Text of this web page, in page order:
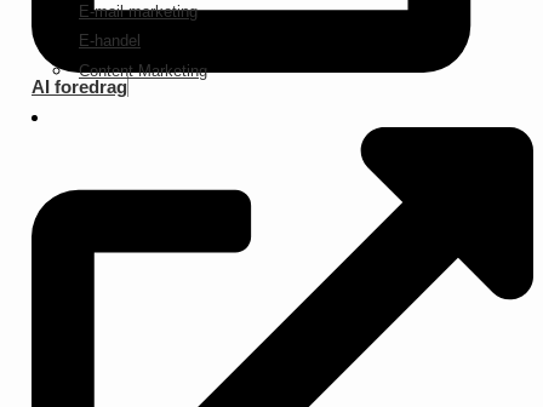
E-mail marketing
E-handel
Content Marketing
AI foredrag